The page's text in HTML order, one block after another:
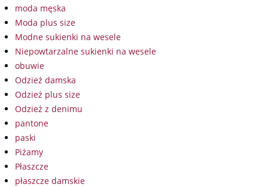
moda męska
Moda plus size
Modne sukienki na wesele
Niepowtarzalne sukienki na wesele
obuwie
Odzież damska
Odzież plus size
Odzież z denimu
pantone
paski
Piżamy
Płaszcze
płaszcze damskie